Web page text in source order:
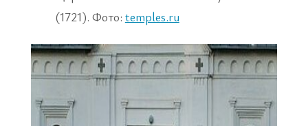
(1721). Фото: temples.ru